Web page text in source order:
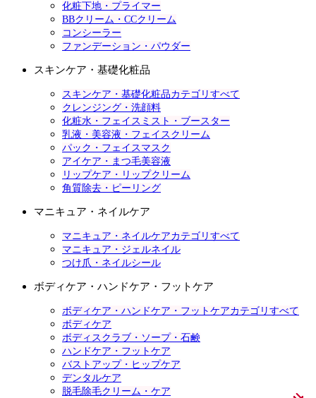
化粧下地・プライマー
BBクリーム・CCクリーム
コンシーラー
ファンデーション・パウダー
スキンケア・基礎化粧品
スキンケア・基礎化粧品カテゴリすべて
クレンジング・洗顔料
化粧水・フェイスミスト・ブースター
乳液・美容液・フェイスクリーム
パック・フェイスマスク
アイケア・まつ毛美容液
リップケア・リップクリーム
角質除去・ピーリング
マニキュア・ネイルケア
マニキュア・ネイルケアカテゴリすべて
マニキュア・ジェルネイル
つけ爪・ネイルシール
ボディケア・ハンドケア・フットケア
ボディケア・ハンドケア・フットケアカテゴリすべて
ボディケア
ボディスクラブ・ソープ・石鹸
ハンドケア・フットケア
バストアップ・ヒップケア
デンタルケア
脱毛除毛クリーム・ケア